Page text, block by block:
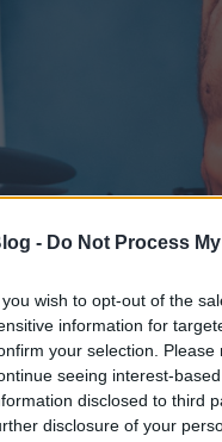
- Do Not Process
you wish to opt-out of the
information for
your selection.
seeing interest-
disclosed to third
disclosure of your
BECK ZAZA
(30Y, Wake Up
mert ezeket annyival
Különösen nagy